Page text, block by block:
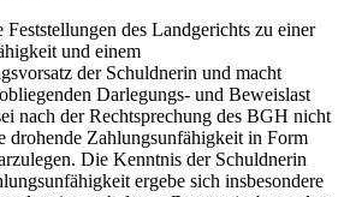
des Landgerichts zu einer
und einem
der Schuldnerin und macht
Darlegungs- und Beweislast
nach der Rechtsprechung des BGH nicht
drohende Zahlungsunfähigkeit in Form
Die Kenntnis der Schuldnerin
ergebe sich insbesondere